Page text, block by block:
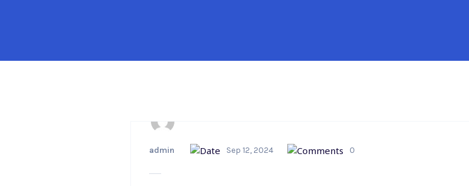
admin Sep 12, 2024 0